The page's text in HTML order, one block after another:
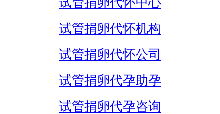
试管捐卵代怀机构
试管捐卵代怀公司
试管捐卵代孕助孕
试管捐卵代孕咨询